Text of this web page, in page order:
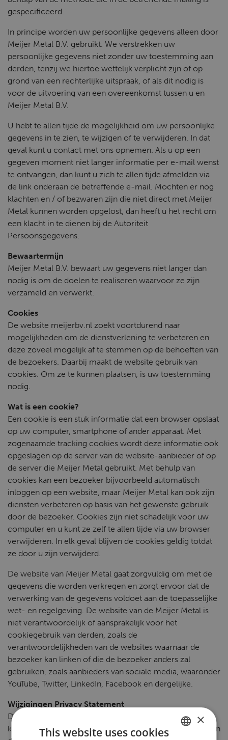
gespecificeerd.
In principe worden uw persoonlijke gegevens alleen door
Meijer Metal B.V. gebruikt. We verstrekken uw
persoonlijke gegevens niet zonder uw toestemming aan
derden, tenzij we hiertoe wettelijk verplicht zijn of op
grond van een rechterlijke uitspraak, of als dit nodig is
voor de uitvoering van een overeenkomst tussen u en
Meijer Metal B.V.
U hebt te allen tijde de mogelijkheid om uw persoonlijke
gegevens in te zien, te wijzigen of te verwijderen. In dat
geval kunt u contact met ons opnemen. Als u op een
gegeven moment niet langer informatie per e-mail wenst
te ontvangen, dan kunt u zich te allen tijde afmelden via
de link onderaan de betreffende e-mail. Mochten er nog
klachten en / of bezwaren zijn die niet direct met Meijer
Metal kunnen worden opgelost, dan heeft u het recht om
een ​​klacht in te dienen bij de Autoriteit
Persoonsgegevens.
Bewaartermijn
Meijer Metal B.V. bewaart uw gegevens niet langer dan
nodig is om de doelen te realiseren waarvoor ze zijn
verzameld en verwerkt.
Cookies
De website meijerbv.nl zoekt voortdurend naar
mogelijkheden om de dienstverlening te verbeteren en
deze zoveel mogelijk af te stemmen op de behoeften van
de bezoekers. Daarbij maakt de website gebruik van
cookies. Om ze te kunnen plaatsen, is uw toestemming
nodig.
Wat is een cookie?
Een cookie is een stuk informatie dat een browser opslaat
op uw computer, smartphone of ander apparaat. Met
zogenaamde tracking cookies wordt deze informatie ook
opgeslagen op de server van de website-aanbieder of op
de server die Meijer Metal gebruikt. Met behulp van
cookies kan een bezoeker bijvoorbeeld automatisch
inloggen op een website, maar Meijer Metal kan ook zijn
diensten verbeteren op basis van het gewenste gebruik
door de bezoeker. Cookies zijn niet schadelijk voor uw
computer en u kunt ze zelf te allen tijde via uw browser
verwijderen. In elk geval blijven de cookies geldig totdat
ze door u zijn verwijderd.
De website van Meijer Metal gaat zorgvuldig om met de
gegevens die worden verkregen en zorgt ervoor dat de
verwerking van de gegevens voldoet aan de toepasselijke
wet- en regelgeving. De website van de Meijer Metal is
niet verantwoordelijk of aansprakelijk voor het
cookiegebruik van derden, zoals de
verantwoordelijkheden van de websites waarnaar de
bezoeker kan linken of die de bezoeker anders zal
gebruiken, zoals aanbieders van sociale media, waaronder
YouTube, Twitter, LinkedIn, Facebook en dergelijke.
Wijzigingen Privacy Statement
Deze privacyverklaring kan zonder voorafgaande
kennisgeving worden gewijzigd in geval van wijzigingen in
×
This website uses cookies